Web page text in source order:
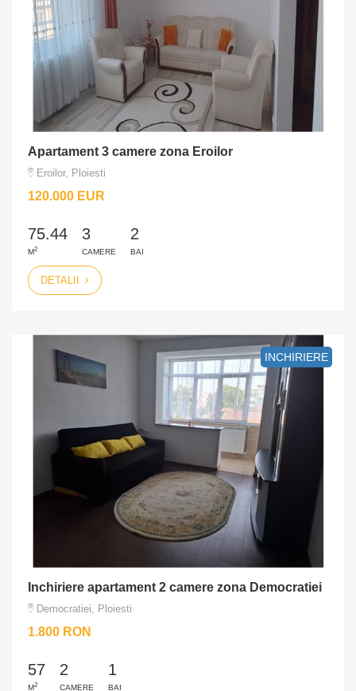
Apartament 3 camere zona Eroilor
Eroilor, Ploiesti
120.000 EUR
75.44
M2
3
CAMERE
2
BAI
DETALII
INCHIRIERE
Inchiriere apartament 2 camere zona Democratiei
Democratiei, Ploiesti
1.800 RON
57
M2
2
CAMERE
1
BAI